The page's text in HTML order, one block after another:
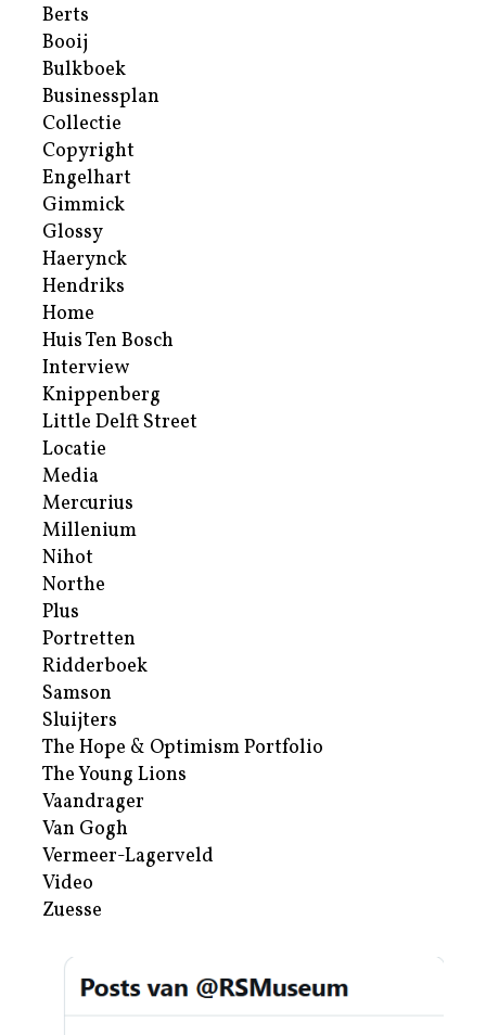
Berts
Booij
Bulkboek
Businessplan
Collectie
Copyright
Engelhart
Gimmick
Glossy
Haerynck
Hendriks
Home
Huis Ten Bosch
Interview
Knippenberg
Little Delft Street
Locatie
Media
Mercurius
Millenium
Nihot
Northe
Plus
Portretten
Ridderboek
Samson
Sluijters
The Hope & Optimism Portfolio
The Young Lions
Vaandrager
Van Gogh
Vermeer-Lagerveld
Video
Zuesse